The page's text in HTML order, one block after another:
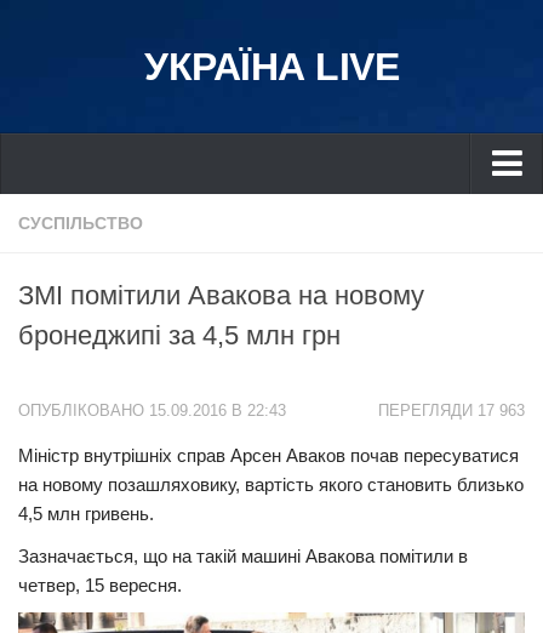
УКРАЇНА LIVE
Україна
Дніпро
Львів
Харків
Донбас
Одеса
Прикарпаття
Економіка
СУСПІЛЬСТВО
ЗМІ помітили Авакова на новому
бронеджипі за 4,5 млн грн
ПЕРЕГЛЯДИ 17 963
ОПУБЛІКОВАНО 15.09.2016 В 22:43
Міністр внутрішніх справ Арсен Аваков почав пересуватися
на новому позашляховику, вартість якого становить близько
4,5 млн гривень.
Зазначається, що на такій машині Авакова помітили в
четвер, 15 вересня.